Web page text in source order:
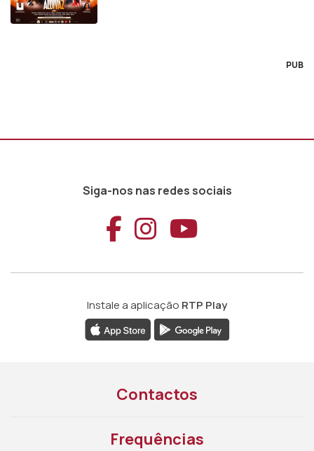
PUB
Siga-nos nas redes sociais
Aceder ao
Aceder ao
Aceder
Instale a aplicação RTP Play
Contactos
Frequências